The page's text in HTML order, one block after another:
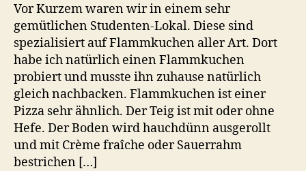
Vor Kurzem waren wir in einem sehr
gemütlichen Studenten-Lokal. Diese sind
spezialisiert auf Flammkuchen aller Art. Dort
habe ich natürlich einen Flammkuchen
probiert und musste ihn zuhause natürlich
gleich nachbacken. Flammkuchen ist einer
Pizza sehr ähnlich. Der Teig ist mit oder ohne
Hefe. Der Boden wird hauchdünn ausgerollt
und mit Crème fraîche oder Sauerrahm
bestrichen […]